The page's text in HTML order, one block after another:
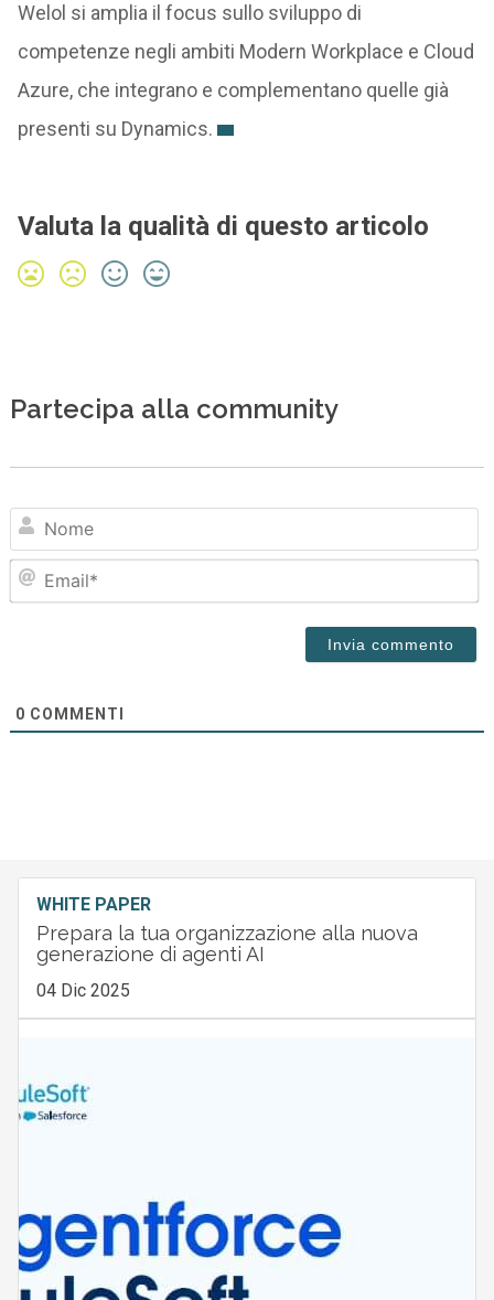
Welol si amplia il focus sullo sviluppo di
competenze negli ambiti Modern Workplace e Cloud
Azure, che integrano e complementano quelle già
presenti su Dynamics.
Valuta la qualità di questo articolo
Partecipa alla community
0 COMMENTI
WHITE PAPER
Prepara la tua organizzazione alla nuova
generazione di agenti AI
04 Dic 2025